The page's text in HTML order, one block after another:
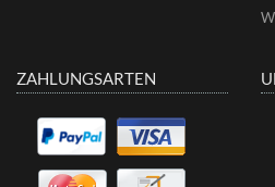
ZAHLUNGSARTEN